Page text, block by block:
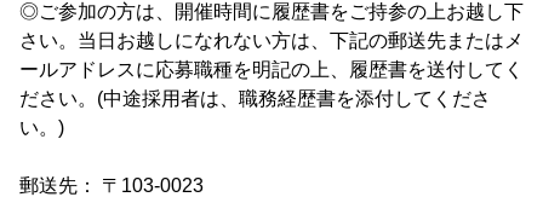
◎ご参加の方は、開催時間に履歴書をご持参の上お越し下
さい。当日お越しになれない方は、下記の郵送先またはメ
ールアドレスに応募職種を明記の上、履歴書を送付してく
ださい。(中途採用者は、職務経歴書を添付してくださ
い。)
郵送先： 〒103-0023